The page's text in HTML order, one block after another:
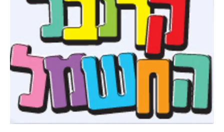
צור קשר